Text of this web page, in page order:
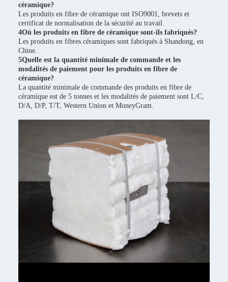
céramique?
Les produits en fibre de céramique ont ISO9001, brevets et
certificat de normalisation de la sécurité au travail.
4Où les produits en fibre de céramique sont-ils fabriqués?
Les produits en fibres céramiques sont fabriqués à Shandong, en
Chine.
5Quelle est la quantité minimale de commande et les
modalités de paiement pour les produits en fibre de
céramique?
La quantité minimale de commande des produits en fibre de
céramique est de 5 tonnes et les modalités de paiement sont L/C,
D/A, D/P, T/T, Western Union et MoneyGram.